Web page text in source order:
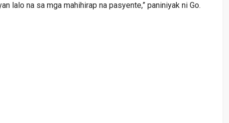
lalo na sa mga mahihirap na pasyente,” paniniyak ni Go.